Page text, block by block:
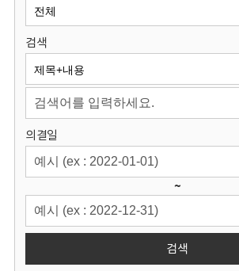
원
회
검색
의결일
~
검색